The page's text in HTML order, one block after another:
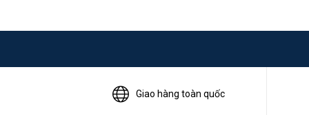
protection/root protection/loopback protection/
- Thiết kế: vỏ sắt, không quạt, hỗ trợ lắp đặt tủ rack
- Quản lý: Cloudnet, Web page configuration, Console
Giao hàng toàn quốc